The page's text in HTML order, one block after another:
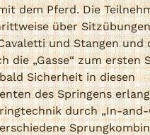
dem Pferd. Die
über
und Stangen und
die „Gasse“ zum ersten
Sicherheit in diesen
des Springens
durch „In-